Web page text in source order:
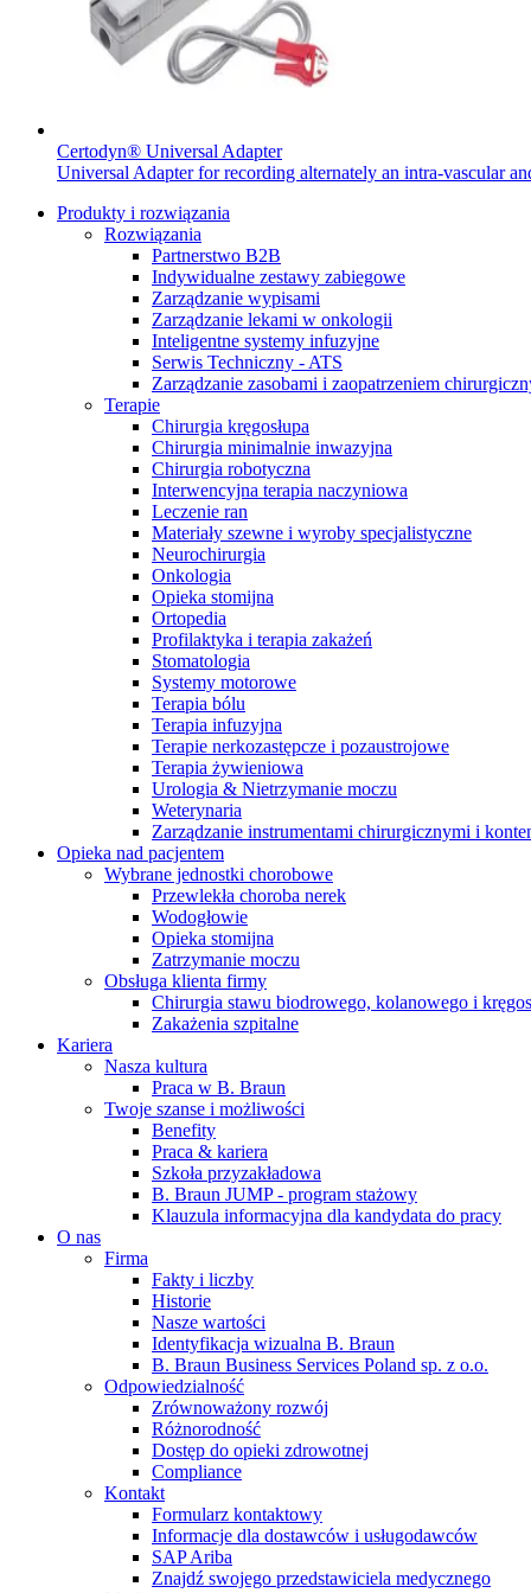
Katalog produktów
Znajdź produkt, którego szukasz. ​
Odwiedź katalog produktów B. Braun​
i poznaj nasze portfolio.
Przewlekła choroba nerek
Wsparcie w codziennych​
wyzwaniach pacjentów cierpiących​
na zaburzenia czynności nerek.​
Dołącz do nas
Odkryj swoje możliwości kariery ​
w B. Braun. Odwiedź nasz ​
Global Job Market, aby znaleźć ​
interesujące oferty pracy
Skontaktuj się z nami. Znajdź swojego ​przedstawiciela
pomoże Ci dobrać odpowiednie​
rozwiązanie.
Certodyn® Universal Adapter
Universal Adapter for recording alternately an intra-vascular
Produkty i rozwiązania
Rozwiązania
Partnerstwo B2B
Indywidualne zestawy zabiegowe
Zarządzanie wypisami
Zarządzanie lekami w onkologii
Inteligentne systemy infuzyjne
Serwis Techniczny - ATS
Zarządzanie zasobami i zaopatrzeniem
Terapie
Chirurgia kręgosłupa
Chirurgia minimalnie inwazyjna
Chirurgia robotyczna
Interwencyjna terapia naczyniowa
Leczenie ran
Materiały szewne i wyroby specjalistyczne
Neurochirurgia
Onkologia
Opieka stomijna
Ortopedia
Profilaktyka i terapia zakażeń
Stomatologia
Systemy motorowe
Terapia bólu
Terapia infuzyjna
Terapie nerkozastępcze i pozaustrojowe
Terapia żywieniowa
Urologia & Nietrzymanie moczu
Weterynaria
Zarządzanie instrumentami chirurgicznymi i
Opieka nad pacjentem
Wybrane jednostki chorobowe
Przewlekła choroba nerek
Wodogłowie
Opieka stomijna
Zatrzymanie moczu
Obsługa klienta firmy
Chirurgia stawu biodrowego, kolanowego i
Zakażenia szpitalne
Kariera
Nasza kultura
Praca w B. Braun
Twoje szanse i możliwości
Benefity
Praca & kariera
Szkoła przyzakładowa
B. Braun JUMP - program stażowy
Klauzula informacyjna dla kandydata do pracy
O nas
Firma
Fakty i liczby
Historie
Nasze wartości
Identyfikacja wizualna B. Braun
B. Braun Business Services Poland sp. z o.o.
Odpowiedzialność
Zrównoważony rozwój
Różnorodność
Dostęp do opieki zdrowotnej
Compliance
Kontakt
Formularz kontaktowy
Informacje dla dostawców i usługodawców
SAP Ariba
Znajdź swojego przedstawiciela medycznego